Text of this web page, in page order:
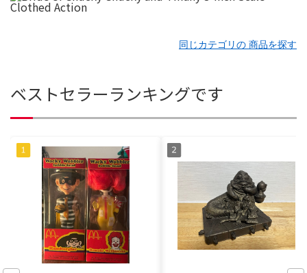
同じカテゴリの 商品を探す
ベストセラーランキングです